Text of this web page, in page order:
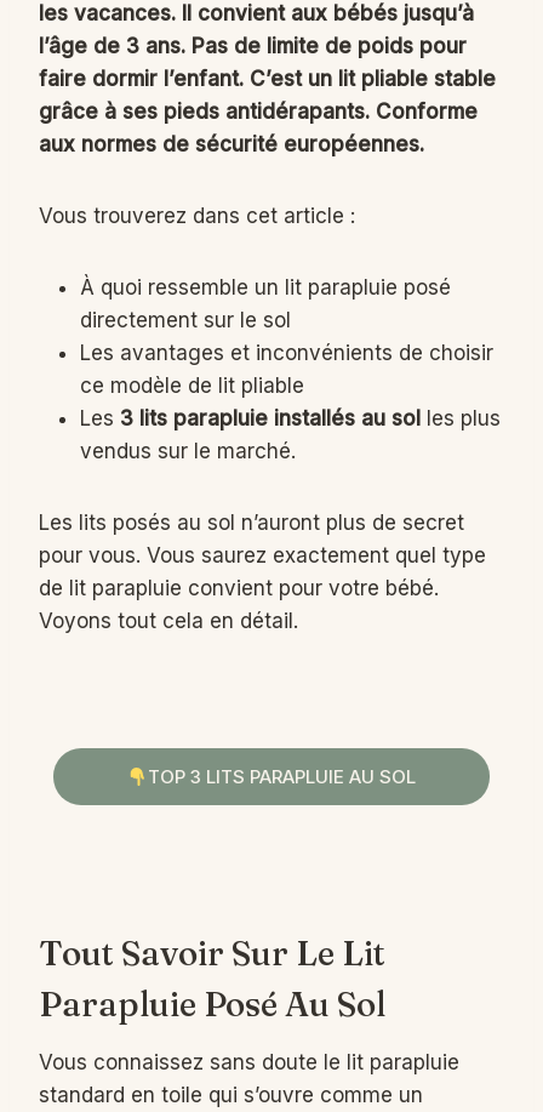
les vacances. Il convient aux bébés jusqu’à
l’âge de 3 ans. Pas de limite de poids pour
faire dormir l’enfant. C’est un lit pliable stable
grâce à ses pieds antidérapants. Conforme
aux normes de sécurité européennes.
Vous trouverez dans cet article :
À quoi ressemble un lit parapluie posé
directement sur le sol
Les avantages et inconvénients de choisir
ce modèle de lit pliable
Les 3 lits parapluie installés au sol
les plus
vendus sur le marché.
Les lits posés au sol n’auront plus de secret
pour vous. Vous saurez exactement quel type
de lit parapluie convient pour votre bébé.
Voyons tout cela en détail.
TOP 3 LITS PARAPLUIE AU SOL
Tout Savoir Sur Le Lit
Parapluie Posé Au Sol
Vous connaissez sans doute le lit parapluie
standard en toile qui s’ouvre comme un